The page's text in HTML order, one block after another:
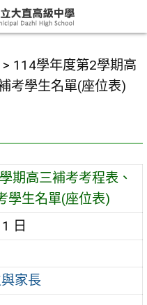
> 114學年度第2學期高
考學生名單(座位表)
期高三補考考程表、
學生名單(座位表)
日
家長